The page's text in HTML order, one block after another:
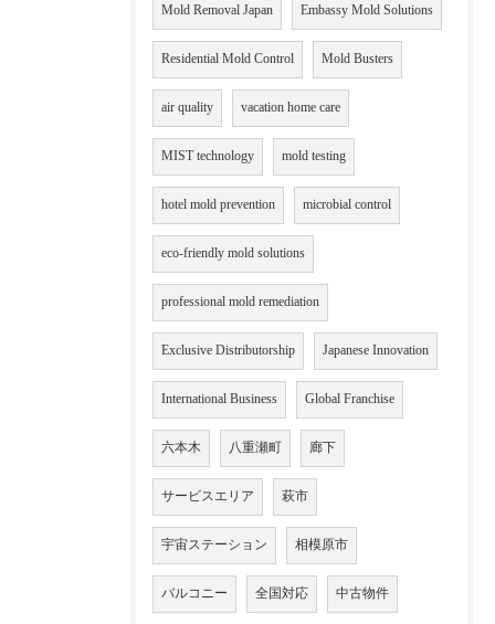
Mold Removal Japan Embassy Mold Solutions
Residential Mold Control Mold Busters
air quality vacation home care
MIST technology mold testing
hotel mold prevention microbial control
eco-friendly mold solutions
professional mold remediation
Exclusive Distributorship Japanese Innovation
International Business Global Franchise
六本木 八重瀬町 廊下
サービスエリア 萩市
宇宙ステーション 相模原市
バルコニー 全国対応 中古物件